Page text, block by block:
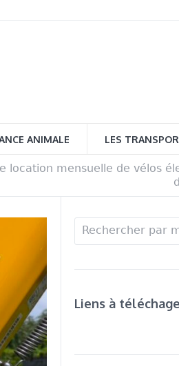
ANIMALE LES
location mensuelle de vélos
Liens à